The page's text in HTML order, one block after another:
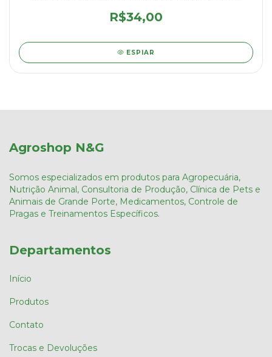
R$34,00
ESPIAR
Agroshop N&G
Somos especializados em produtos para Agropecuária,
Nutrição Animal, Consultoria de Produção, Clínica de Pets e
Animais de Grande Porte, Medicamentos, Controle de
Pragas e Treinamentos Específicos.
Departamentos
Início
Produtos
Contato
Trocas e Devoluções